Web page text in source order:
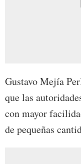
Gustavo Mejía
que las
con mayor
de pequeñas